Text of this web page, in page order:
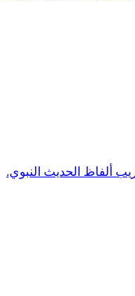
ألفاظ الحديث النبوي.